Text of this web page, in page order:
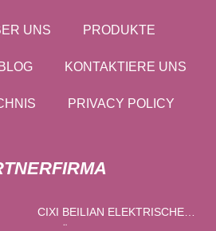
UNS PRODUKTE
BLOG KONTAKTIERE UNS
PRIVACY POLICY
CIXI BEILIAN ELEKTRISCHES